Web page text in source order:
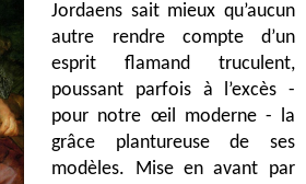
Jordaens sait mieux qu’aucun
autre rendre compte d’un
esprit flamand truculent,
poussant parfois à l’excès -
pour notre œil moderne - la
grâce plantureuse de ses
modèles. Mise en avant par